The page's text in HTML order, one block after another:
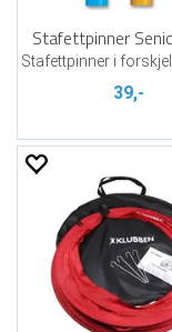
Stafettpinner
Stafettpinner i
39,-